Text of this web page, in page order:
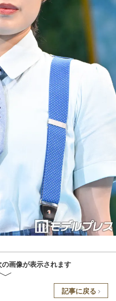
画像が表示されます
記事に戻る